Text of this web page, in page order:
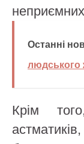
неприємних
Останні
людського
Крім